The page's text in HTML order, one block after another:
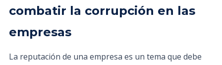
combatir la corrupción en las
empresas
La reputación de una empresa es un tema que debe